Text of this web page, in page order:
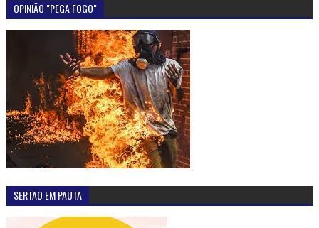
OPINIÃO "PEGA FOGO"
SERTÃO EM PAUTA